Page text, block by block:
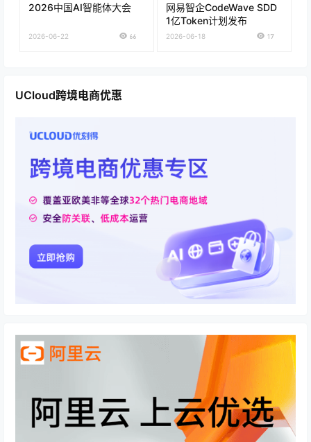
2026中国AI智能体大会
2026-06-22 66
网易智企CodeWave SDD
1亿Token计划发布
2026-06-18 17
UCloud跨境电商优惠